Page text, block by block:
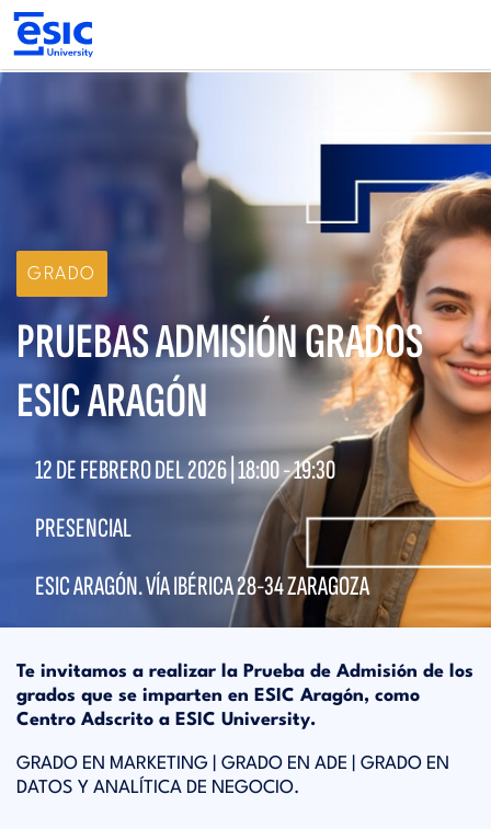
Pasar
contenido
principal
Main
GRADO
PRUEBAS ADMISIÓN GRADOS
ESIC ARAGÓN
12 DE FEBRERO DEL 2026 |18:00-19:30
PRESENCIAL
ESIC ARAGÓN. VÍA IBÉRICA 28-34 ZARAGOZA
Te invitamos a realizar la Prueba de Admisión de los
grados que se imparten en ESIC Aragón, como
Centro Adscrito a ESIC University.
GRADO EN MARKETING | GRADO EN ADE | GRADO EN
DATOS Y ANALÍTICA DE NEGOCIO.